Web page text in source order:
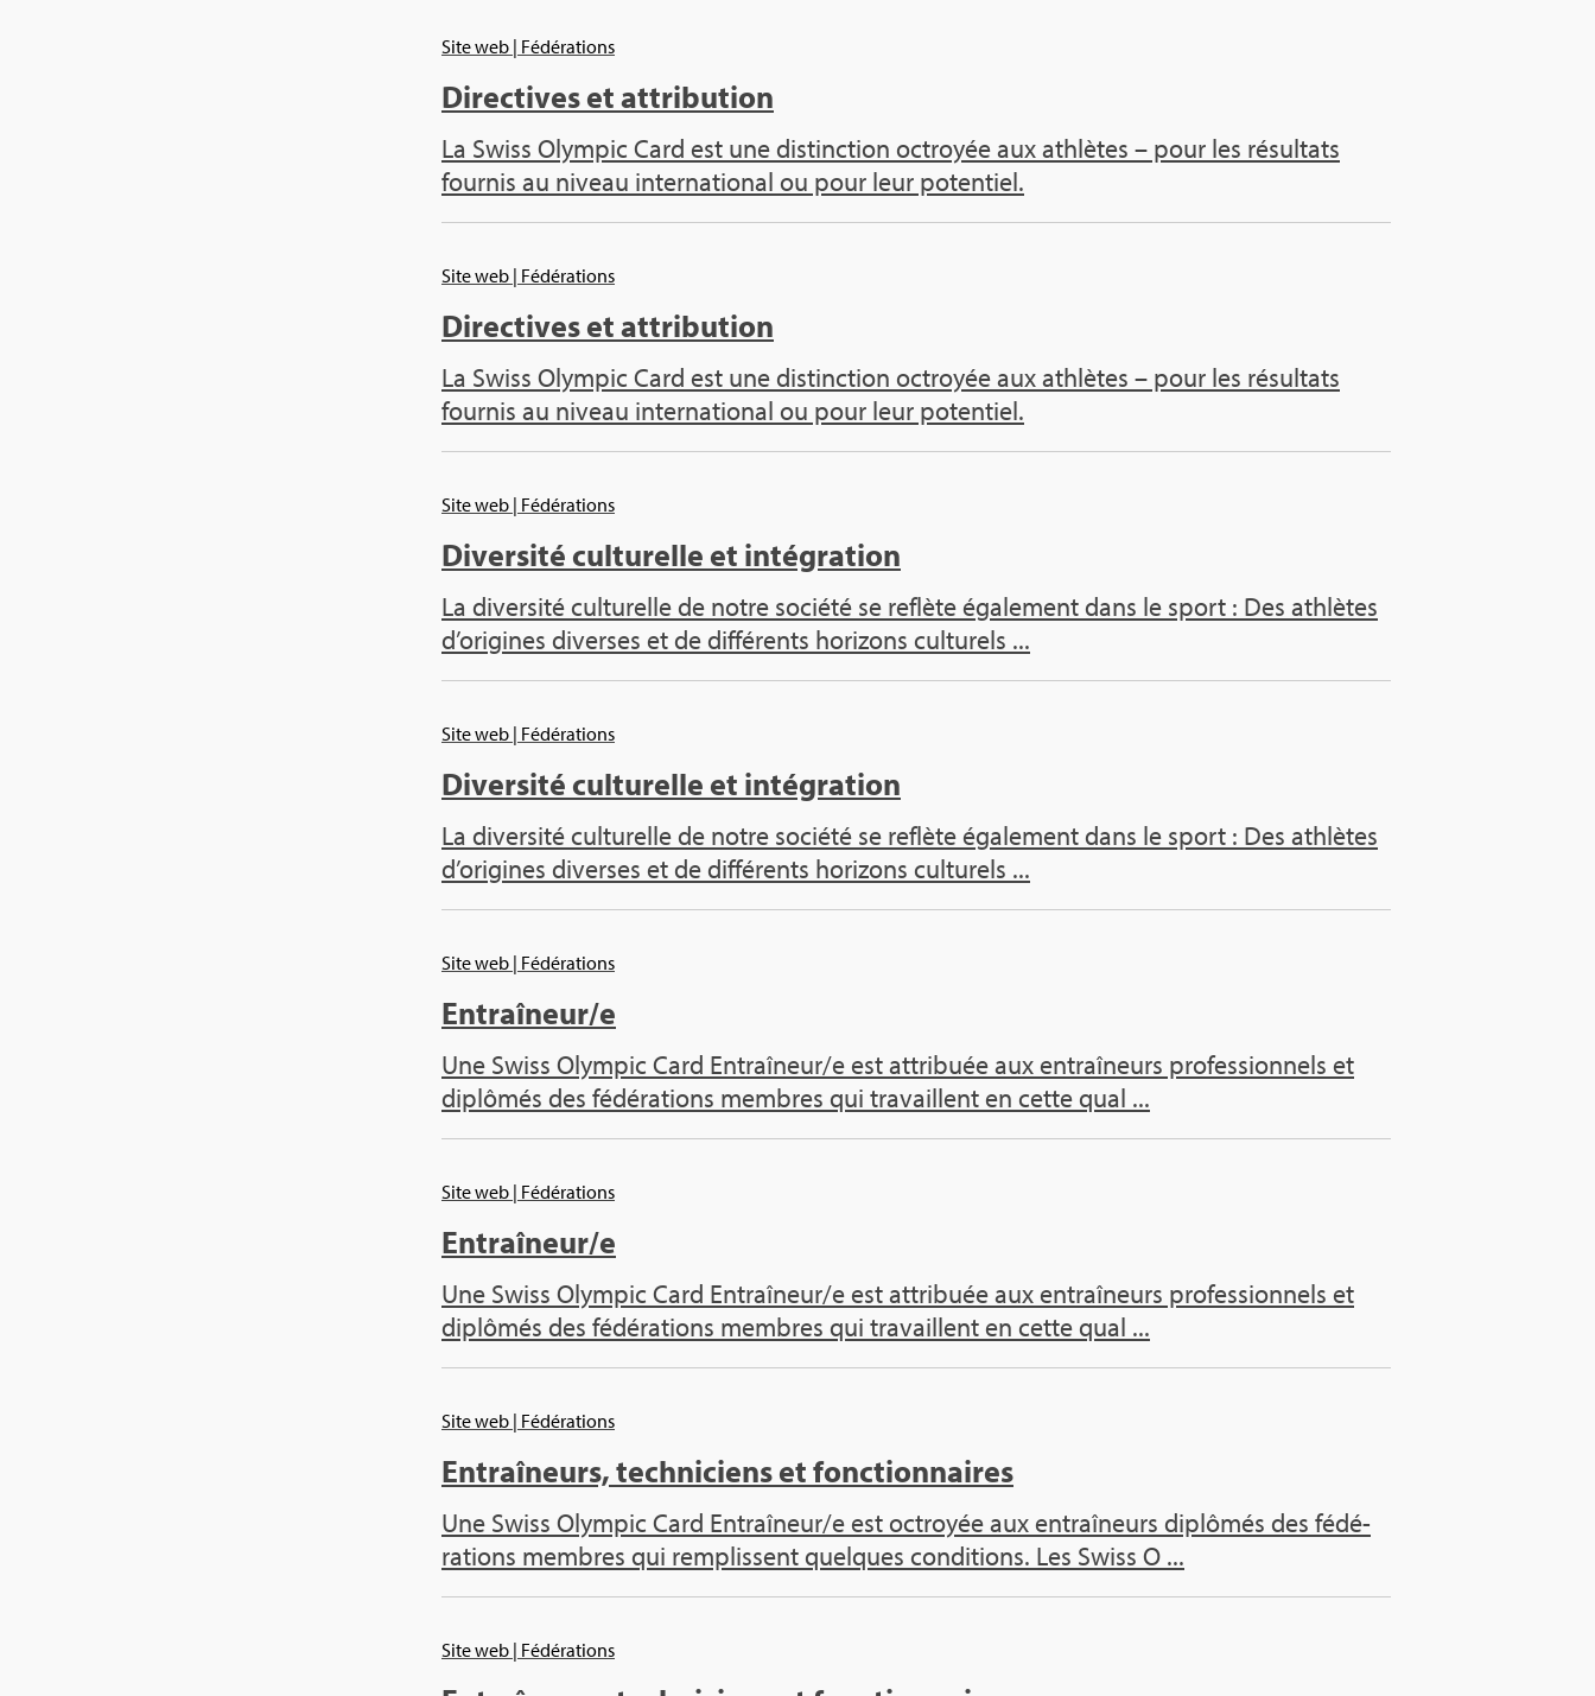
Site web | Fédé­ra­tions
Direc­tives et attri­bu­tion
La Swiss Olym­pic Card est une dis­tinc­tion octroyée aux ath­lètes – pour les résul­tats
four­nis au niveau inter­na­tio­nal ou pour leur poten­tiel.
Site web | Fédé­ra­tions
Direc­tives et attri­bu­tion
La Swiss Olym­pic Card est une dis­tinc­tion octroyée aux ath­lètes – pour les résul­tats
four­nis au niveau inter­na­tio­nal ou pour leur poten­tiel.
Site web | Fédé­ra­tions
Diver­sité cultu­relle et inté­gra­tion
La diver­sité cultu­relle de notre société se reflète éga­le­ment dans le sport : Des ath­lètes
d’ori­gines diverses et de dif­fé­rents hori­zons cultu­rels ...
Site web | Fédé­ra­tions
Diver­sité cultu­relle et inté­gra­tion
La diver­sité cultu­relle de notre société se reflète éga­le­ment dans le sport : Des ath­lètes
d’ori­gines diverses et de dif­fé­rents hori­zons cultu­rels ...
Site web | Fédé­ra­tions
Entraî­neur/e
Une Swiss Olym­pic Card Entraî­neur/e est attri­buée aux entraî­neurs pro­fes­sion­nels et
diplô­més des fédé­ra­tions membres qui tra­vaillent en cette qual ...
Site web | Fédé­ra­tions
Entraî­neur/e
Une Swiss Olym­pic Card Entraî­neur/e est attri­buée aux entraî­neurs pro­fes­sion­nels et
diplô­més des fédé­ra­tions membres qui tra­vaillent en cette qual ...
Site web | Fédé­ra­tions
Entraî­neurs, tech­ni­ciens et fonc­tion­naires
Une Swiss Olym­pic Card Entraî­neur/e est octroyée aux entraî­neurs diplô­més des fédé­
ra­tions membres qui rem­plissent quelques condi­tions. Les Swiss O ...
Site web | Fédé­ra­tions